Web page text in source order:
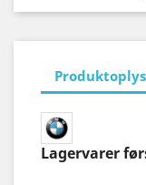
Lagervarer